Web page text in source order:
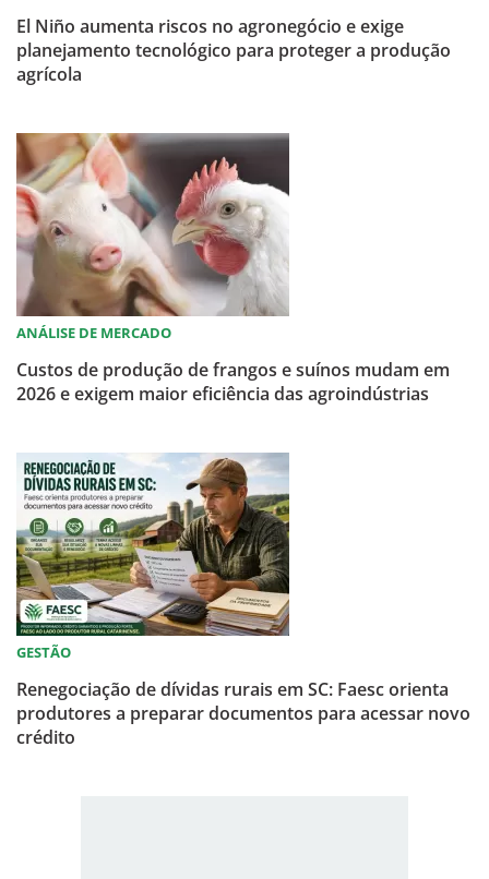
El Niño aumenta riscos no agronegócio e exige
planejamento tecnológico para proteger a produção
agrícola
ANÁLISE DE MERCADO
Custos de produção de frangos e suínos mudam em
2026 e exigem maior eficiência das agroindústrias
GESTÃO
Renegociação de dívidas rurais em SC: Faesc orienta
produtores a preparar documentos para acessar novo
crédito